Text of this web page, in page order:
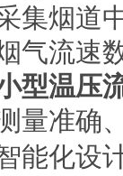
集烟道
气流速
型温压
量准确
能化设